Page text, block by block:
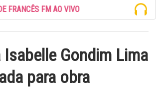
FM AO VIVO
Isabelle Gondim Lima
para obra